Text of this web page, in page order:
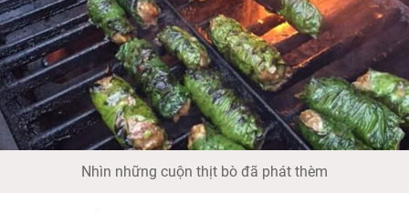
Nhìn những cuộn thịt bò đã phát thèm